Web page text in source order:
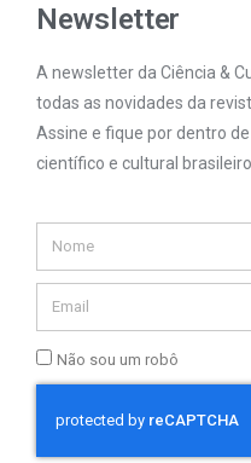
Newsletter
A newsletter da Ciência &
todas as novidades da
Assine e fique por dentro
científico e cultural brasileiro.
Não sou um robô